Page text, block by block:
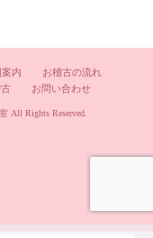
案内
お稽古の流れ
お問い合わせ
All Rights Reserved.